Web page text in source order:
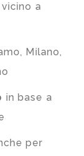
a
Milano,
in base a
per